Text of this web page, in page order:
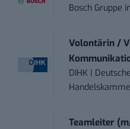
Bosch Gruppe
Volontärin /
DIHK |
Teamleiter